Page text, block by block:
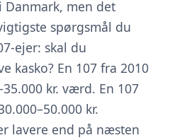
men det
spørgsmål du
ejer: skal du
kasko? En 107 fra 2010
kr. værd. En 107
kr.
lavere end på næsten